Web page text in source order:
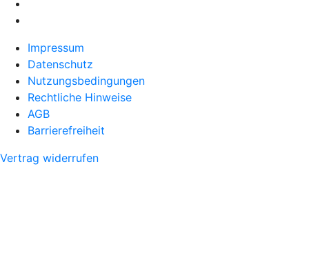
Impressum
Datenschutz
Nutzungsbedingungen
Rechtliche Hinweise
AGB
Barrierefreiheit
Vertrag widerrufen